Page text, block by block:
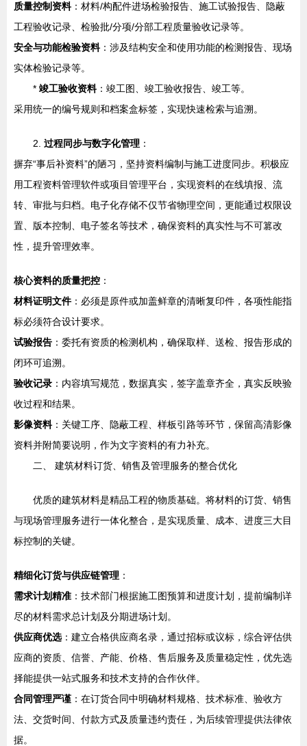
质量控制资料：材料/构配件进场检验报告、施工试验报告、隐蔽
工程验收记录、检验批/分项/分部工程质量验收记录等。
安全与功能检验资料：涉及结构安全和使用功能的检测报告、现场
实体检验记录等。
* 竣工验收资料：竣工图、竣工验收报告、竣工等。
采用统一的编号规则和档案盒标签，实现快速检索与追溯。
2. 过程同步与数字化管理 ：
摒弃“事后补资料”的陋习，坚持资料编制与施工进度同步。积极应
用工程资料管理软件或项目管理平台，实现资料的在线填报、流
转、审批与归档。电子化存储不仅节省物理空间，更能通过权限设
置、版本控制、电子签名等技术，确保资料的真实性与不可篡改
性，提升管理效率。
核心资料的质量把控 ：
材料证明文件：必须是原件或加盖鲜章的清晰复印件，各项性能指
标必须符合设计要求。
试验报告 ：委托有资质的检测机构，确保取样、送检、报告形成的
闭环可追溯。
验收记录 ：内容填写规范，数据真实，签字盖章齐全，真实反映验
收过程和结果。
影像资料：关键工序、隐蔽工程、样板引路等环节，保留高清影像
资料并附简要说明，作为文字资料的有力补充。
二、 建筑材料订货、销售及管理服务的整合优化
优质的建筑材料是精品工程的物质基础。将材料的订货、销售
与现场管理服务进行一体化整合，是实现质量、成本、进度三大目
标控制的关键。
精细化订货与供应链管理 ：
需求计划精准 ：技术部门根据施工图预算和进度计划，提前编制详
尽的材料需求总计划及分期进场计划。
供应商优选：建立合格供应商名录，通过招标或议标，综合评估供
应商的资质、信誉、产能、价格、售后服务及质量稳定性，优先选
择能提供一站式服务和技术支持的合作伙伴。
合同管理严谨 ：在订货合同中明确材料规格、技术标准、验收方
法、交货时间、付款方式及质量违约责任，为后续管理提供法律依
据。